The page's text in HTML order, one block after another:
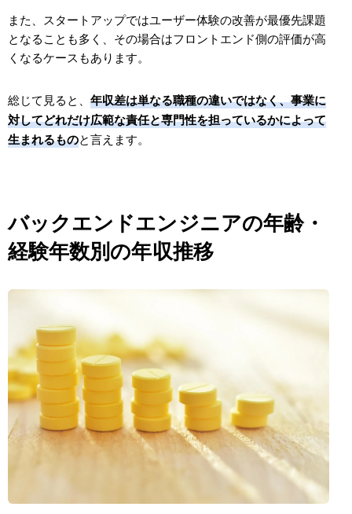
また、スタートアップではユーザー体験の改善が最優先課題
となることも多く、その場合はフロントエンド側の評価が高
くなるケースもあります。
総じて見ると、 年収差は単なる職種の違いではなく、事業に
対してどれだけ広範な責任と専門性を担っているかによって
生まれるものと言えます。
バックエンドエンジニアの年齢・
経験年数別の年収推移